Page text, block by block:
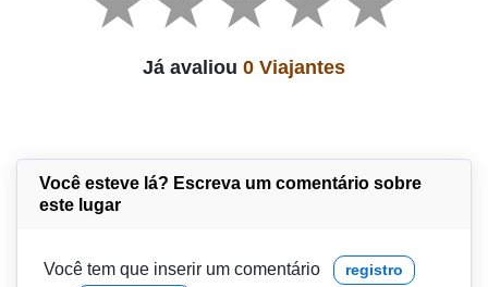
Já avaliou 0 Viajantes
Você esteve lá? Escreva um comentário sobre
este lugar
Você tem que inserir um comentário registro